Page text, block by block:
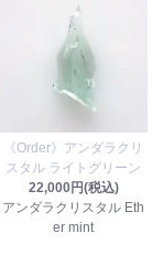
《Order》アンダラクリ
スタル ライトグリーン
22,000円(税込)
アンダラクリスタル Eth
er mint